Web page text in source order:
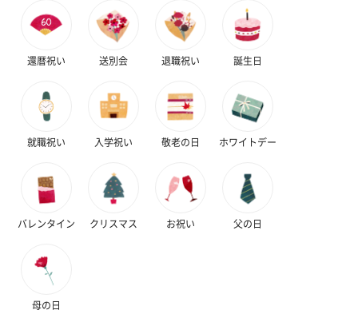
※20歳未満の方への酒類の販売はいたしません。
プレミアムビール イネ
ディット（712円）
実楽山田錦 特別純米
酒（655円）
おつまみ・その他
す。
還暦祝い 送別会 退職祝い 誕生日
就職祝い 入学祝い 敬老の日 ホワイトデー
バレンタイン クリスマス お祝い 父の日
母の日